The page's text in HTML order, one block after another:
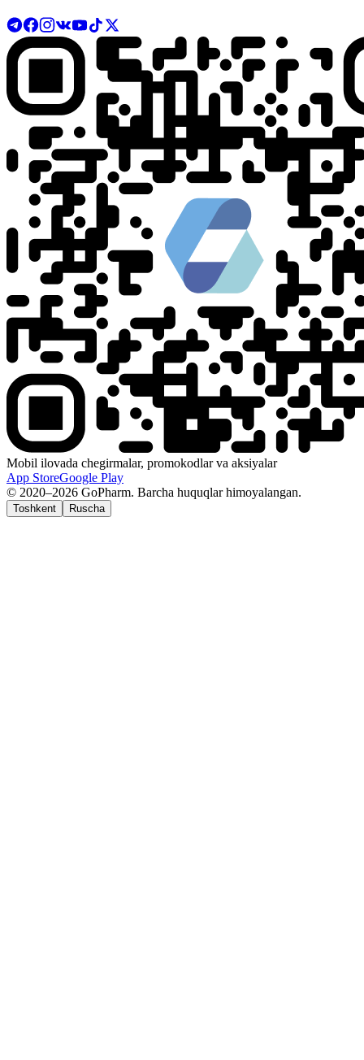
Mobil ilovada chegirmalar, promokodlar va aksiyalar
App StoreGoogle Play
© 2020–2026 GoPharm. Barcha huquqlar himoyalangan.
Toshkent Ruscha